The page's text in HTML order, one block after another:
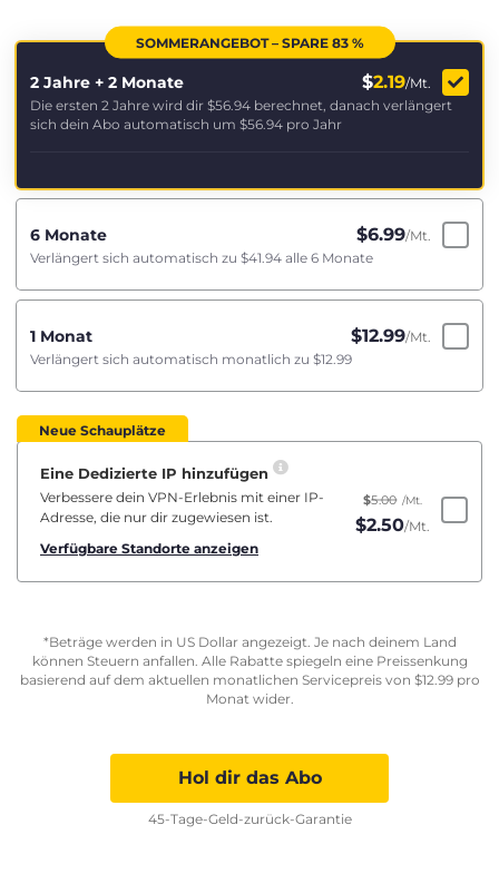
SOMMERANGEBOT – SPARE 83 %
2 Jahre + 2 Monate $2.19/Mt.
Die ersten 2 Jahre wird dir $56.94 berechnet, danach verlängert
sich dein Abo automatisch um $56.94 pro Jahr
6 Monate $6.99/Mt.
Verlängert sich automatisch zu $41.94 alle 6 Monate
1 Monat $12.99/Mt.
Verlängert sich automatisch monatlich zu $12.99
Neue Schauplätze
Eine Dedizierte IP hinzufügen
Verbessere dein VPN-Erlebnis mit einer IP-
Adresse, die nur dir zugewiesen ist.
Verfügbare Standorte anzeigen
$5.00 /Mt.
$2.50/Mt.
*Beträge werden in US Dollar angezeigt. Je nach deinem Land
können Steuern anfallen. Alle Rabatte spiegeln eine Preissenkung
basierend auf dem aktuellen monatlichen Servicepreis von $12.99pro
Monat wider.
Hol dir das Abo
45-Tage-Geld-zurück-Garantie